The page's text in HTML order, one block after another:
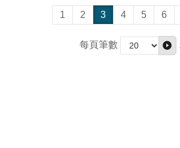
1 2 3 4 5 6
每頁筆數